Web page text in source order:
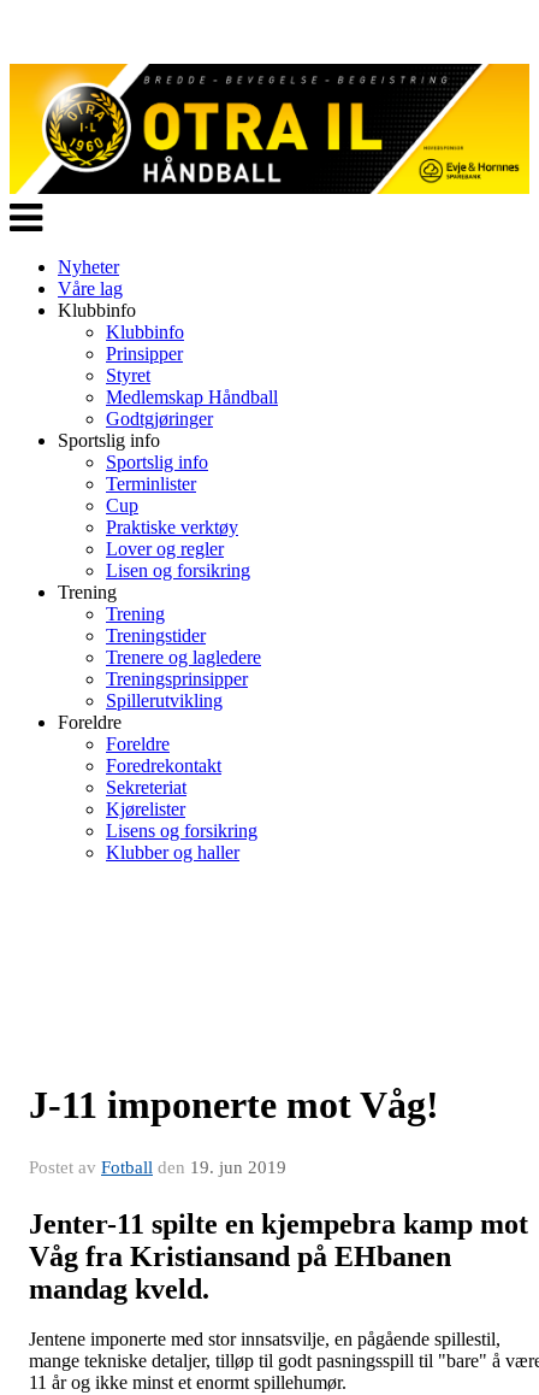
Veksle
navigasjon
Nyheter
Våre lag
Klubbinfo
Klubbinfo
Prinsipper
Styret
Medlemskap Håndball
Godtgjøringer
Sportslig info
Sportslig info
Terminlister
Cup
Praktiske verktøy
Lover og regler
Lisen og forsikring
Trening
Trening
Treningstider
Trenere og lagledere
Treningsprinsipper
Spillerutvikling
Foreldre
Foreldre
Foredrekontakt
Sekreteriat
Kjørelister
Lisens og forsikring
Klubber og haller
J-11 imponerte mot Våg!
Postet av Fotball den 19. jun 2019
Jenter-11 spilte en kjempebra kamp mot
Våg fra Kristiansand på EHbanen
mandag kveld.
Jentene imponerte med stor innsatsvilje, en pågående spillestil,
mange tekniske detaljer, tilløp til godt pasningsspill til "bare" å
11 år og ikke minst et enormt spillehumør.